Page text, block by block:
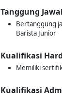
Tanggung
Bertanggung
Barista Junior
Kualifikasi
Memiliki
Kualifikasi